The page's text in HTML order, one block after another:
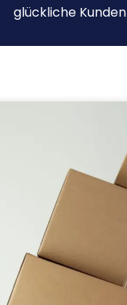
glückliche Kunden